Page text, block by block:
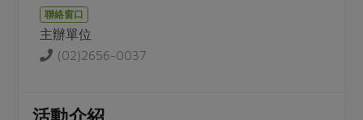
家庭清潔
日用品
最新產品
異國料理
年菜食譜
更多議題活動
生活者e週報
綠主張月刊
選舉專區聯絡窗口
主辦單位
(02)2656-0037